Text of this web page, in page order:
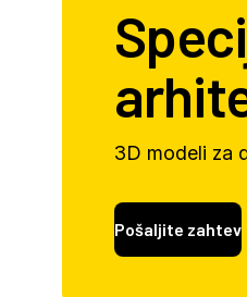
3D modeli za
Pošaljite zahtev